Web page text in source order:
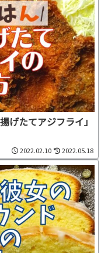
げたてアジフライ」
2022.02.10 2022.05.18